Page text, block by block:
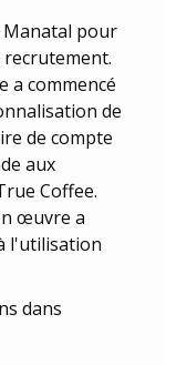
Manatal pour
recrutement.
a commencé
de
de compte
aux
Coffee.
œuvre a
l'utilisation
dans